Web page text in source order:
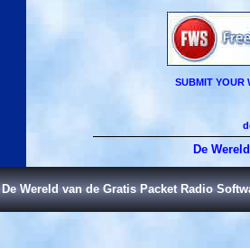
SUBMIT YOUR
De
De Wereld van de Gratis Packet Radio